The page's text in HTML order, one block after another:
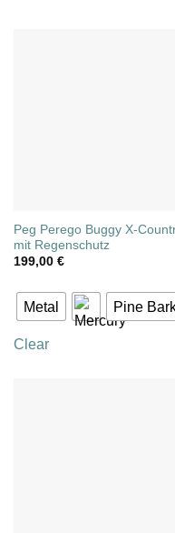
Peg Perego Buggy X-
mit Regenschutz
199,00 €
Metal Pine
Clear